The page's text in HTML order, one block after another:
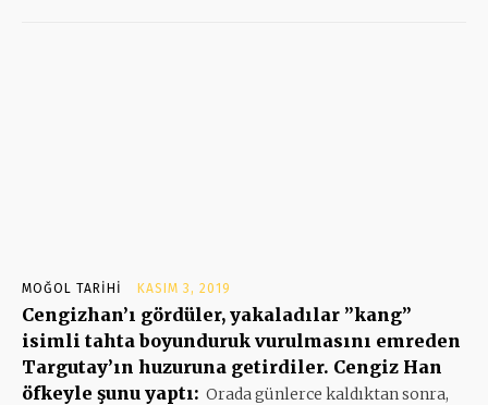
MOĞOL TARIHI KASIM 3, 2019
Cengizhan’ı gördüler, yakaladılar ”kang”
isimli tahta boyunduruk vurulmasını emreden
Targutay’ın huzuruna getirdiler. Cengiz Han
öfkeyle şunu yaptı: Orada günlerce kaldıktan sonra,